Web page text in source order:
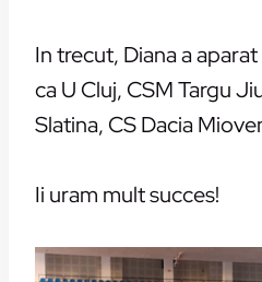
In trecut, Diana a
ca U Cluj, CSM Targu
Slatina, CS Dacia
Ii uram mult succes!